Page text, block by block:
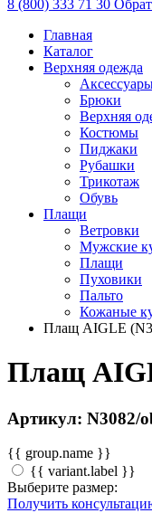
8 (800) 333 71 30
Главная
Каталог
Верхняя одежда
Брюки
Верхняя
Костюмы
Пиджаки
Рубашки
Трикотаж
Обувь
Плащи
Ветровки
Мужские
Плащи
Пуховики
Пальто
Кожаные
Плащ AIGLE
Плащ
Артикул: N3082/
{{ group.name }}
{{ variant.label }}
Выберите размер:
Получить